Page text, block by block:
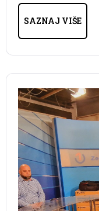
SAZNAJ VIŠE